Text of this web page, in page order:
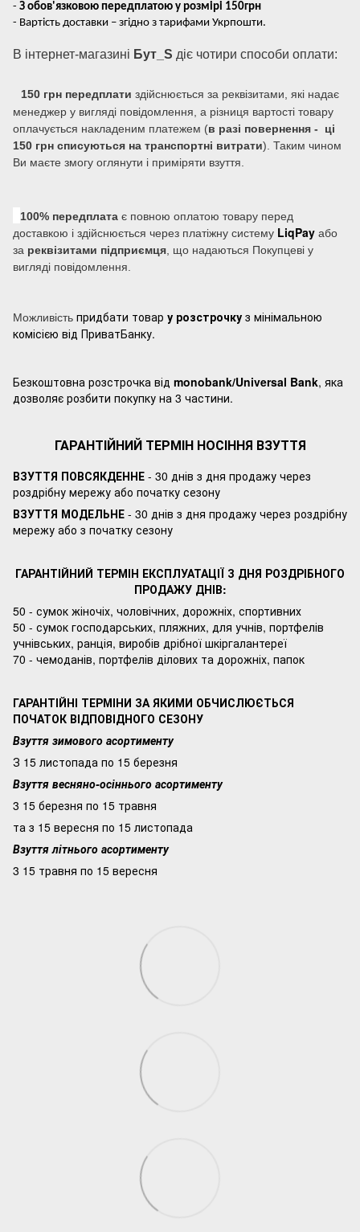
- З обов'язковою передплатою у розмірі 150грн
- Вартість доставки – згідно з тарифами Укрпошти.
В інтернет-магазині Бут_S діє чотири способи оплати:
150 грн передплати здійснюється за реквізитами, які надає
менеджер у вигляді повідомлення, а різниця вартості товару
оплачується накладеним платежем (в разі повернення - ці
150 грн списуються на транспортні витрати). Таким чином
Ви маєте змогу оглянути і приміряти взуття.
100% передплата є повною оплатою товару перед
доставкою і здійснюється через платіжну систему LiqPay або
за реквізитами підприємця , що надаються Покупцеві у
вигляді повідомлення.
Можливість придбати товар у розстрочку з мінімальною
комісією від ПриватБанку.
Безкоштовна розстрочка від monobank/Universal Bank, яка
дозволяє розбити покупку на 3 частини.
ГАРАНТІЙНИЙ ТЕРМІН НОСІННЯ ВЗУТТЯ
ВЗУТТЯ ПОВСЯКДЕННЕ - 30 днів з дня продажу через
роздрібну мережу або початку сезону
ВЗУТТЯ МОДЕЛЬНЕ - 30 днів з дня продажу через роздрібну
мережу або з початку сезону
ГАРАНТІЙНИЙ ТЕРМІН ЕКСПЛУАТАЦІЇ З ДНЯ РОЗДРІБНОГО
ПРОДАЖУ ДНІВ:
50 - сумок жіночіх, чоловічних, дорожніх, спортивних
50 - сумок господарських, пляжних, для учнів, портфелів
учнівських, ранція, виробів дрібної шкіргалантереї
70 - чемоданів, портфелів ділових та дорожніх, папок
ГАРАНТІЙНІ ТЕРМІНИ ЗА ЯКИМИ ОБЧИСЛЮЄТЬСЯ
ПОЧАТОК ВІДПОВІДНОГО СЕЗОНУ
Взуття зимового асортименту
З 15 листопада по 15 березня
Взуття весняно-осіннього асортименту
3 15 березня по 15 травня
та з 15 вересня по 15 листопада
Взуття літнього асортименту
3 15 травня по 15 вересня